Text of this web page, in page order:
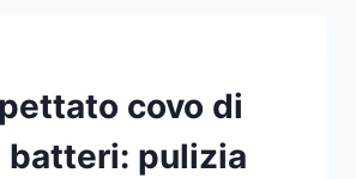
covo di
batteri: pulizia